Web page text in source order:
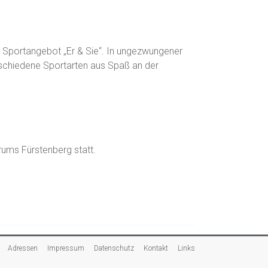
„Er & Sie“. In ungezwungener
Sportarten aus Spaß an der
Fürstenberg statt.
Adressen Impressum Datenschutz Kontakt Links